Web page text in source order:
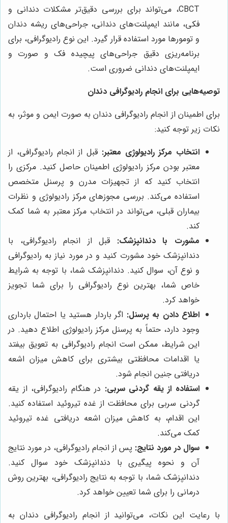
CBCT، می‌تواند برای بررسی دقیق‌تر مشکلات دندانی و
فکی، مانند ایمپلنت‌های دندانی، جراحی‌های ریشه دندان
و تومورها مورد استفاده قرار گیرد. این نوع رادیوگرافی، برای
برنامه‌ریزی دقیق جراحی‌های پیچیده فک و صورت و
ایمپلنت‌های دندانی ضروری است.
توصیه‌هایی برای انجام رادیوگرافی دندان
برای اطمینان از انجام رادیوگرافی دندان به صورت ایمن و موثر، به
نکات زیر توجه کنید:
انتخاب مرکز رادیولوژی معتبر: قبل از انجام رادیوگرافی، از
معتبر بودن مرکز رادیولوژی اطمینان حاصل کنید. مرکزی را
انتخاب کنید که از تجهیزات مدرن و پرسنل متخصص
استفاده می‌کند. بررسی مجوزهای مرکز رادیولوژی و نظرات
بیماران قبلی، می‌تواند در انتخاب مرکز معتبر به شما کمک
کند.
مشورت با دندانپزشک: قبل از انجام رادیوگرافی، با
دندانپزشک خود مشورت کنید و در مورد نیاز به رادیوگرافی
و نوع آن، سوال کنید. دندانپزشک شما، با توجه به شرایط
خاص شما، بهترین نوع رادیوگرافی را برای شما تجویز
خواهد کرد.
اطلاع دادن به پرسنل: اگر باردار هستید یا احتمال بارداری
وجود دارد، حتماً به پرسنل مرکز رادیولوژی اطلاع دهید. در
این شرایط، ممکن است انجام رادیوگرافی به تعویق بیفتد
یا اقدامات محافظتی بیشتری برای کاهش میزان اشعه
دریافتی جنین انجام شود.
استفاده از یقه گردنی سربی: در هنگام رادیوگرافی، از یقه
گردنی سربی برای محافظت از غده تیروئید استفاده کنید.
این اقدام، به کاهش میزان اشعه دریافتی غده تیروئید
کمک می‌کند.
سوال در مورد نتایج: پس از انجام رادیوگرافی، در مورد نتایج
آن و نحوه پیگیری با دندانپزشک خود سوال کنید.
دندانپزشک شما، با توجه به نتایج رادیوگرافی، بهترین روش
درمانی را برای شما تعیین خواهد کرد.
با رعایت این نکات، می‌توانید از انجام رادیوگرافی دندان به